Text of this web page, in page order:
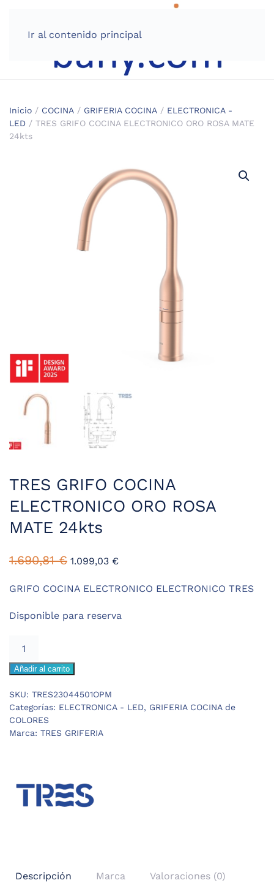
Ir al contenido principal
Inicio / COCINA / GRIFERIA COCINA / ELECTRONICA -
LED / TRES GRIFO COCINA ELECTRONICO ORO ROSA MATE
24kts
TRES GRIFO COCINA
ELECTRONICO ORO ROSA
MATE 24kts
1.690,81€ El
original
1.690,81 €.
1.099,03 €El
actual
1.099,03 €.
GRIFO COCINA ELECTRONICO ELECTRONICO TRES
Disponible para reserva
COCINA
ORO
ROSA
MATE
Añadir al carrito
SKU: TRES23044501OPM
Categorías: ELECTRONICA - LED, GRIFERIA COCINA de
COLORES
Marca: TRES GRIFERIA
Descripción Marca Valoraciones (0)